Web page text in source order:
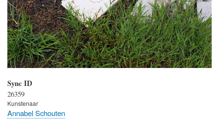
Sync ID
26359
Kunstenaar
Annabel Schouten